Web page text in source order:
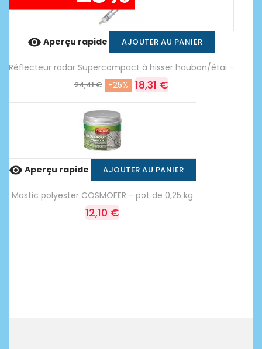
 Aperçu rapide AJOUTER AU PANIER
Réflecteur radar Supercompact à hisser hauban/étai -
24,41 € -25% 18,31 €
 Aperçu rapide AJOUTER AU PANIER
Mastic polyester COSMOFER - pot de 0,25 kg
12,10 €